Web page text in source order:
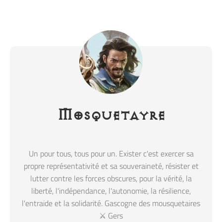
Mosquetayre
Un pour tous, tous pour un. Exister c'est exercer sa
propre représentativité et sa souveraineté, résister et
lutter contre les forces obscures, pour la vérité, la
liberté, l'indépendance, l'autonomie, la résilience,
l'entraide et la solidarité. Gascogne des mousquetaires
⚔️ Gers